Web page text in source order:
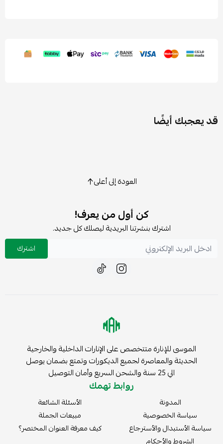
قد يعجبك أيضًا
العودة إلى أعلى
كن أول من يعرف!
اشترك بنشرتنا البريدية ليصلك كل جديد.
اشترك
الموسى للإنارة متتخصص على الإنارات الداخلية والخارجية
الحديثة والمعاصرة لجميع الديكورات وتمتع بضمان يوصل
الي 25 سنة والشحن السريع وأمان التوصيل
روابط تهمك
المدونة
سياسة الخصوصية
سياسة الأستبدال والأسترجاع
الشروط والأحكام
الأسئلة الشائعة
مبيعات الجملة
كيف معرفة العنوان المختصر؟